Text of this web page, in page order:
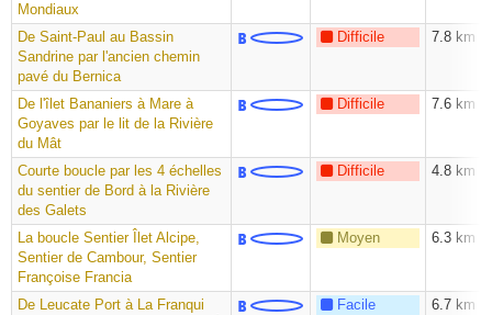
Mondiaux
De Saint-Paul au Bassin
Sandrine par l'ancien chemin
pavé du Bernica
Difficile 7.8 km
De l'îlet Bananiers à Mare à
Goyaves par le lit de la Rivière
du Mât
Difficile 7.6 km
Courte boucle par les 4 échelles
du sentier de Bord à la Rivière
des Galets
Difficile 4.8 km
La boucle Sentier Îlet Alcipe,
Sentier de Cambour, Sentier
Françoise Francia
Moyen 6.3 km
De Leucate Port à La Franqui
Facile 6.7 km